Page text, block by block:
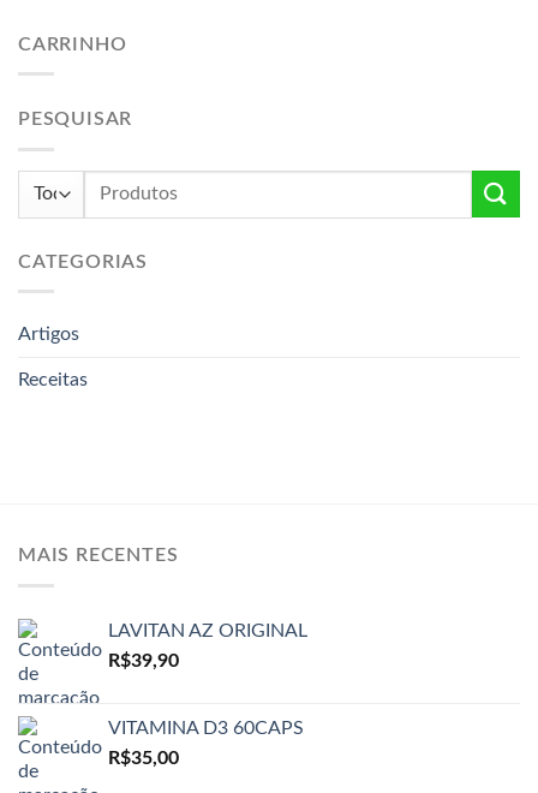
CARRINHO
PESQUISAR
Pesquisar
CATEGORIAS
Artigos
Receitas
MAIS RECENTES
LAVITAN AZ ORIGINAL
R$39,90
VITAMINA D3 60CAPS
R$35,00